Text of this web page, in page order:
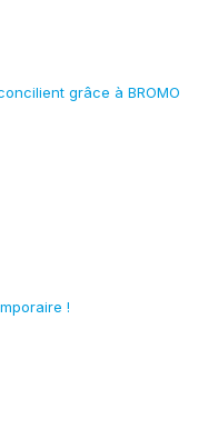
grâce à BROMO
!